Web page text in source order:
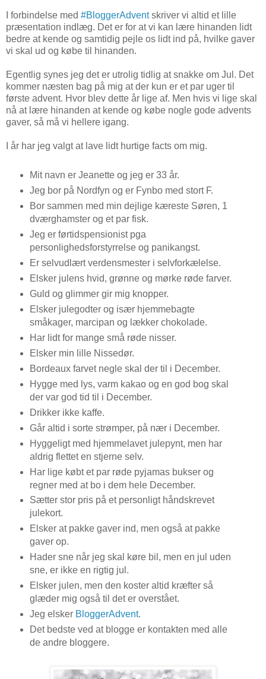
I forbindelse med #BloggerAdventskriver vi altid et lille
præsentation indlæg. Det er for at vi kan lære hinanden lidt
bedre at kende og samtidig pejle os lidt ind på, hvilke gaver
vi skal ud og købe til hinanden.
Egentlig synes jeg det er utrolig tidlig at snakke om Jul. Det
kommer næsten bag på mig at der kun er et par uger til
første advent. Hvor blev dette år lige af. Men hvis vi lige skal
nå at lære hinanden at kende og købe nogle gode advents
gaver, så må vi hellere igang.
I år har jeg valgt at lave lidt hurtige facts om mig.
Mit navn er Jeanette og jeg er 33 år.
Jeg bor på Nordfyn og er Fynbo med stort F.
Bor sammen med min dejlige kæreste Søren, 1
dværghamster og et par fisk.
Jeg er førtidspensionist pga
personlighedsforstyrrelse og panikangst.
Er selvudlært verdensmester i selvforkælelse.
Elsker julens hvid, grønne og mørke røde farver.
Guld og glimmer gir mig knopper.
Elsker julegodter og især hjemmebagte
småkager, marcipan og lækker chokolade.
Har lidt for mange små røde nisser.
Elsker min lille Nissedør.
Bordeaux farvet negle skal der til i December.
Hygge med lys, varm kakao og en god bog skal
der var god tid til i December.
Drikker ikke kaffe.
Går altid i sorte strømper, på nær i December.
Hyggeligt med hjemmelavet julepynt, men har
aldrig flettet en stjerne selv.
Har lige købt et par røde pyjamas bukser og
regner med at bo i dem hele December.
Sætter stor pris på et personligt håndskrevet
julekort.
Elsker at pakke gaver ind, men også at pakke
gaver op.
Hader sne når jeg skal køre bil, men en jul uden
sne, er ikke en rigtig jul.
Elsker julen, men den koster altid kræfter så
glæder mig også til det er overstået.
Jeg elsker BloggerAdvent.
Det bedste ved at blogge er kontakten med alle
de andre bloggere.